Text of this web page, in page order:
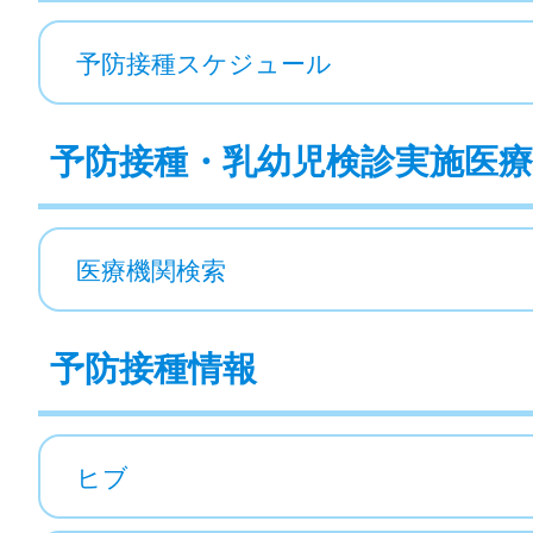
予防接種スケジュール
予防接種・乳幼児検診実施医
医療機関検索
予防接種情報
ヒブ